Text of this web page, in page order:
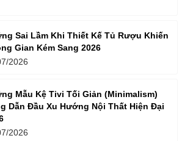
Sai Lầm Khi Thiết Kế Tủ Rượu Khiến
Gian Kém Sang 2026
2026
Mẫu Kệ Tivi Tối Giản (Minimalism)
Dẫn Đầu Xu Hướng Nội Thất Hiện Đại
2026